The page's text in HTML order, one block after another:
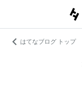
はてなブログ トップ